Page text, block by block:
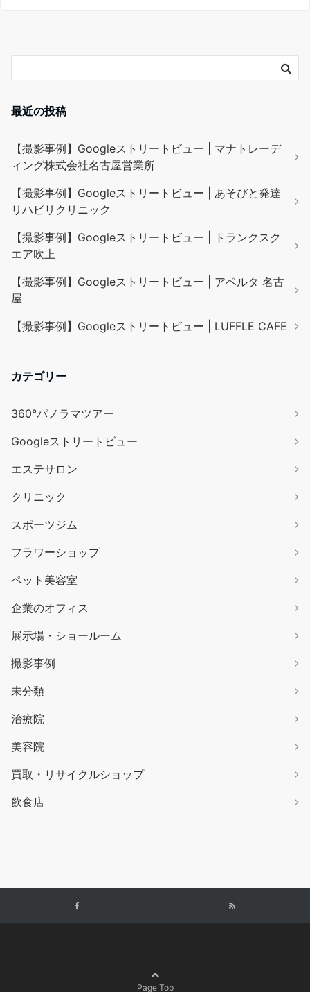
最近の投稿
【撮影事例】Googleストリートビュー | マナトレーデ
ィング株式会社名古屋営業所
【撮影事例】Googleストリートビュー | あそびと発達
リハビリクリニック
【撮影事例】Googleストリートビュー | トランクスク
エア吹上
【撮影事例】Googleストリートビュー | アペルタ 名古
屋
【撮影事例】Googleストリートビュー | LUFFLE CAFE
カテゴリー
360°パノラマツアー
Googleストリートビュー
エステサロン
クリニック
スポーツジム
フラワーショップ
ペット美容室
企業のオフィス
展示場・ショールーム
撮影事例
未分類
治療院
美容院
買取・リサイクルショップ
飲食店
Page Top